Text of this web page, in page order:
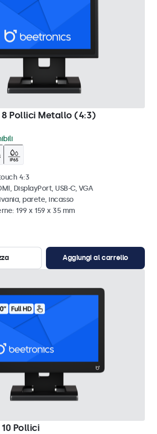
Pollici Metallo (4:3)
4:3
DisplayPort, USB-C, VGA
parete, incasso
199 x 159 x 35 mm
Aggiungi al carrello
Pollici